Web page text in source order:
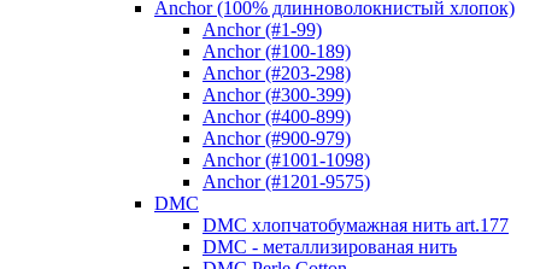
Anchor (100% длинноволокнистый хлопок)
Anchor (#1-99)
Anchor (#100-189)
Anchor (#203-298)
Anchor (#300-399)
Anchor (#400-899)
Anchor (#900-979)
Anchor (#1001-1098)
Anchor (#1201-9575)
DMC
DMC хлопчатобумажная нить art.177
DMC - металлизированая нить